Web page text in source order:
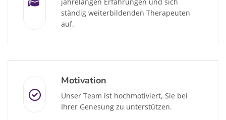
ständig weiterbildenden Therapeuten
auf.
Motivation
Unser Team ist hochmotiviert, Sie bei
Ihrer Genesung zu unterstützen.